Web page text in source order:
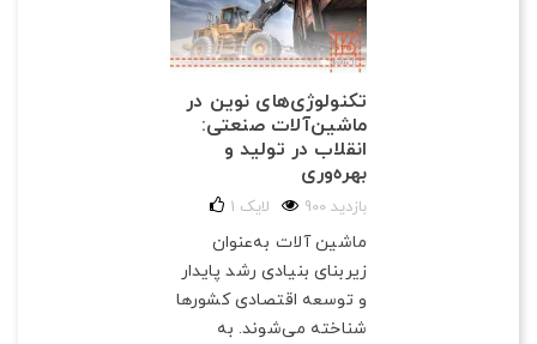
تکنولوژی‌های نوین در
ماشین‌آلات صنعتی:
انقلاب در تولید و
بهره‌وری
900 بازدید 1 لایک
ماشین آلات به‌عنوان
زیربنای بنیادی رشد پایدار
و توسعه اقتصادی کشورها
شناخته می‌شوند. به